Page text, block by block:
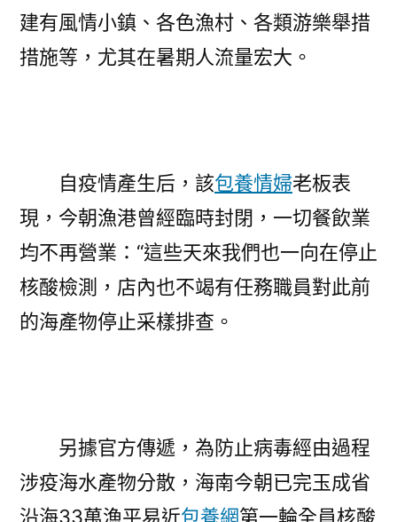
建有風情小鎮、各色漁村、各類游樂舉措
措施等，尤其在暑期人流量宏大。
自疫情產生后，該包養情婦老板表
現，今朝漁港曾經臨時封閉，一切餐飲業
均不再營業：“這些天來我們也一向在停止
核酸檢測，店內也不竭有任務職員對此前
的海產物停止采樣排查。
另據官方傳遞，為防止病毒經由過程
涉疫海水產物分散，海南今朝已完玉成省
沿海33萬漁平易近包養網第一輪全員核酸